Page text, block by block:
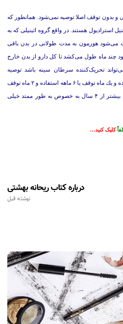
و بدون توقف اصلا توصیه نمی‌شود. همانطور که
استرادیول هستند. در واقع گروه اتینیلی که به
می‌شود هورمون به مدت طولانی در بدن باقی
چند ماه طول می‌کشد تا کل دارو از بدن خارج
تحریک‌کننده سرطان سینه باشد توصیه
می‌شود قرص با فواصل ۳ ماهه استفاده و يك ماه توقف یا ۶ ماهه استفاده و ۲ ماه توقف
مصرف شود. درکل استفاده از قرص بیشتر از ۴ سال به خصوص به طور ممتد خیلی
کلیک کنید…
درباره کتاب ریحانه بهشتی
نوشته قبل